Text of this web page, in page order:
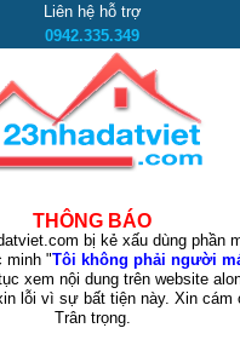
Liên hệ hỗ trợ
0942.335.349
THÔNG BÁO
bị kẻ xấu dùng phần
minh "Tôi không phải người
xem nội dung trên website
lỗi vì sự bất tiện này. Xin cám
Trân trọng.